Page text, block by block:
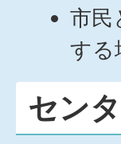
市民
する
セン